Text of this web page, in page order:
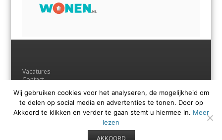
Vacatures
Contact
Andere uitgaven
Voorwaarden
Privacyverklaring
Wij gebruiken cookies voor het analyseren, de mogelijkheid om
te delen op social media en advertenties te tonen. Door op
Akkoord te klikken en verder te gaan stemt u hiermee in. Meer
lezen
AKKOORD